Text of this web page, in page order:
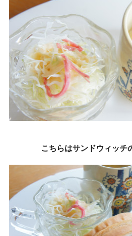
こちらはサンドウィッチ